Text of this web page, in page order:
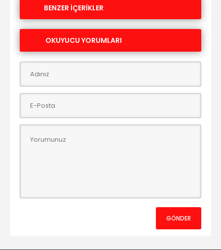
BENZER İÇERİKLER
OKUYUCU YORUMLARI